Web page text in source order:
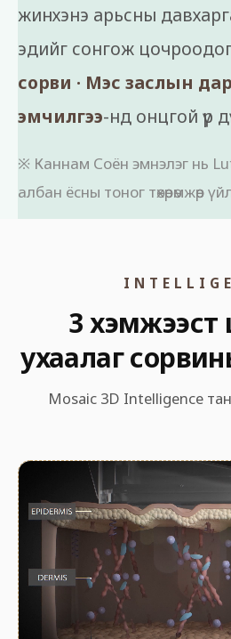
жинхэнэ арьсны
эдийг сонгож
сорви · Мэс заслын
эмчилгээ-нд онцгой үр
※ Каннам Соён эмнэлэг нь
албан ёсны тоног төхөөрөмжөөр
3 хэмжээст
ухаалаг
Mosaic 3D Intelligence